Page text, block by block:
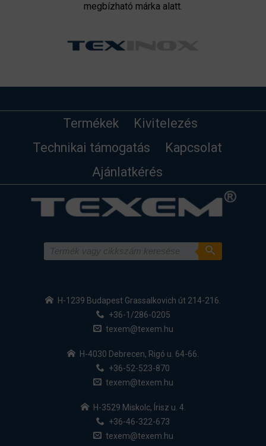
megbízható márka alatt.
Termékek
Kivitelezés
Technikai támogatás
Kapcsolat
Ajánlatkérés
H-1239 Budapest Grassalkovich út 214-216.
+36-1/286-0205
texem@texem.hu
H-4030 Debrecen, Rigó u. 64-66.
+36-52-523-870
texem@texem.hu
H-3529 Miskolc, Írisz u. 4.
+36-46-322-673
texem@texem.hu